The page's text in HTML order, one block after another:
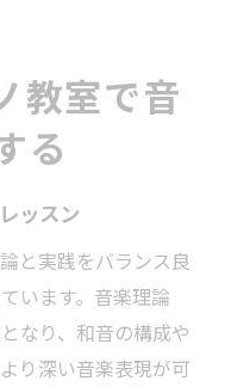
教室で音
る
ッスン
と実践をバランス良
います。音楽理論
なり、和音の構成や
り深い音楽表現が可